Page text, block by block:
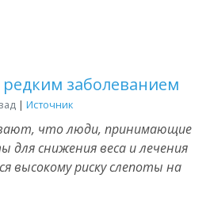
редким заболеванием
| Источник
что люди, принимающие
для снижения веса и лечения
высокому риску слепоты на